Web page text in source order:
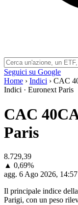
Seguici su Google
Home › Indici › CAC
Indici · Euronext Paris
CAC 40
Paris
8.729,39
▲ 0,69%
agg. 6 Ago 2026,
Il principale indice
Parigi, con un peso